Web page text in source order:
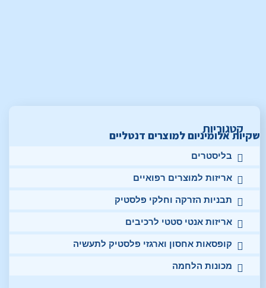
קטגוריות
בליסטרים
אריזות למוצרים רפואיים
תבניות הזרקה וחלקי פלסטיק
אריזות אנטי סטטי לרכיבים
קופסאות אחסון וארגזי פלסטיק לתעשיה
מכונות הלחמה
שקיות אלומיניום למוצרים דנטליים